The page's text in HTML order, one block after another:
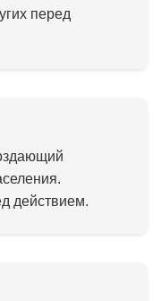
перед
действием.